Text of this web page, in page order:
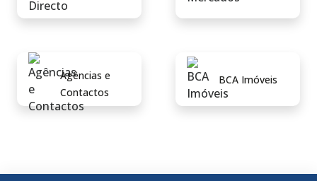
Agências e
Contactos
BCA Imóveis